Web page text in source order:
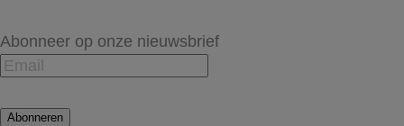
Abonneer op onze nieuwsbrief
Abonneren